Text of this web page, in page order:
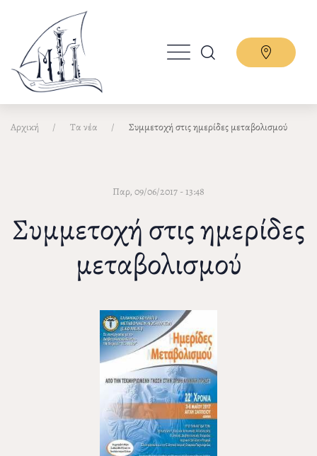
κυρίως
περιεχόμενο
Αρχική Τα νέα Συμμετοχή στις ημερίδες μεταβολισμού
Παρ, 09/06/2017 - 13:48
Συμμετοχή στις ημερίδες
μεταβολισμού